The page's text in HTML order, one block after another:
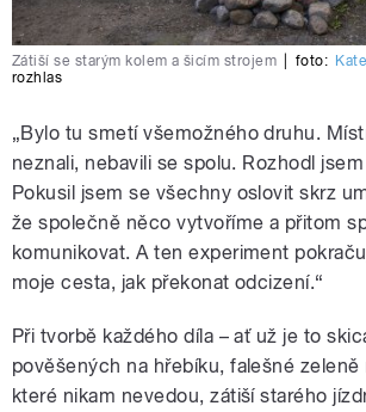
Zátiší se starým kolem a šicím strojem foto:
rozhlas
„Bylo tu smetí všemožného druhu.
neznali, nebavili se spolu. Rozhodl
Pokusil jsem se všechny oslovit skrz
že společně něco vytvoříme a přitom
komunikovat. A ten experiment
moje cesta, jak překonat odcizení.“
Při tvorbě každého díla – ať už je to
pověšených na hřebíku, falešné zeleně
které nikam nevedou, zátiší starého